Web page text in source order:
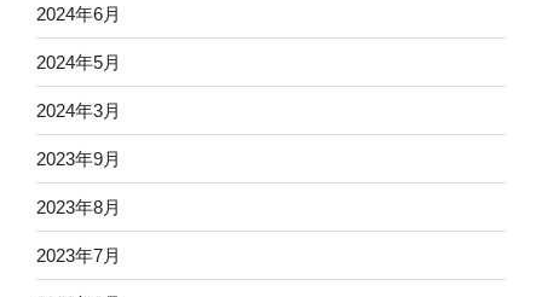
2024年6月
2024年5月
2024年3月
2023年9月
2023年8月
2023年7月